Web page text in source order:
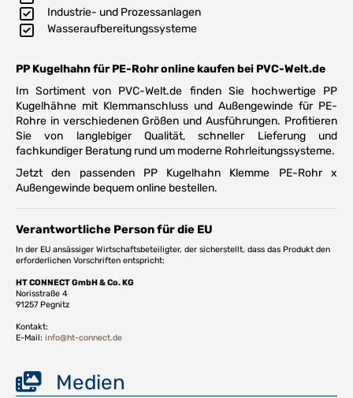
Industrie- und Prozessanlagen
Wasseraufbereitungssysteme
PP Kugelhahn für PE-Rohr online kaufen bei PVC-Welt.de
Im Sortiment von PVC-Welt.de finden Sie hochwertige PP
Kugelhähne mit Klemmanschluss und Außengewinde für PE-
Rohre in verschiedenen Größen und Ausführungen. Profitieren
Sie von langlebiger Qualität, schneller Lieferung und
fachkundiger Beratung rund um moderne Rohrleitungssysteme.
Jetzt den passenden PP Kugelhahn Klemme PE-Rohr x
Außengewinde bequem online bestellen.
Verantwortliche Person für die EU
In der EU ansässiger Wirtschaftsbeteiligter, der sicherstellt, dass das Produkt den
erforderlichen Vorschriften entspricht:
HT CONNECT GmbH & Co. KG
Norisstraße 4
91257 Pegnitz
Kontakt:
E-Mail: info@ht-connect.de
Medien